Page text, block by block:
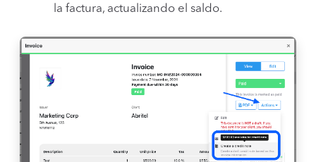
la factura, actualizando el saldo.